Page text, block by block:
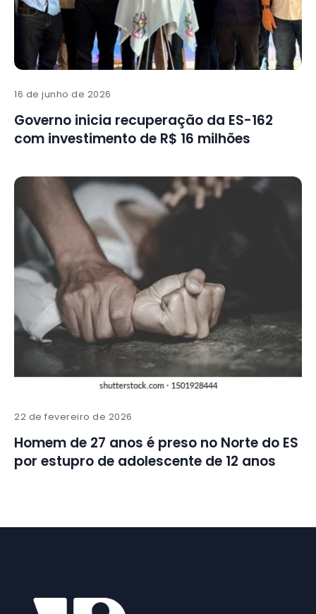
16 de junho de 2026
Governo inicia recuperação da ES-162
com investimento de R$ 16 milhões
22 de fevereiro de 2026
Homem de 27 anos é preso no Norte do ES
por estupro de adolescente de 12 anos